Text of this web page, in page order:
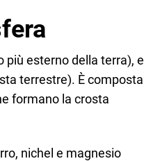
più esterno della terra), e
terrestre). È composta
formano la crosta
nichel e magnesio